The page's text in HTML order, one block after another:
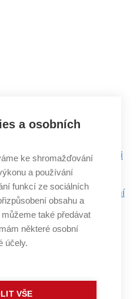
negativní vliv zinku na
ještě lepšími vlastnostmi
betonu
Závěry otiskly i prestižní
dávky záření
unikátní kosti. Z
lze i tak
a osobních
ke shromažďování
a používání
funkcí ze sociálních
obsahu a
také předávat
některé osobní
účely.
VŠE